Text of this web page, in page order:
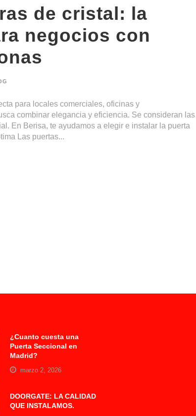
de cristal: la
negocios con
para locales comerciales, oficinas y
combinar elegancia y eficiencia. Se consideran las
En Berisa, te ayudamos a elegir e instalar la puerta
Las puertas...
¿Cuanto cuesta una
Puerta Seccional en
Madrid?
marzo 2, 2026
DOORGATE: LA CALIDAD
QUE INSTALAMOS.